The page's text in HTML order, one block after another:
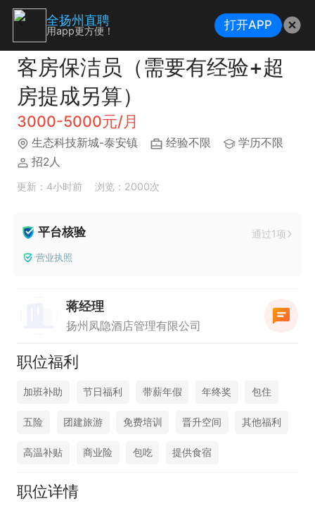
客房保洁员（需要有经验+超
房提成另算）
3000-5000元/月
生态科技新城-泰安镇 经验不限
学历不限
招2人
更新：4小时前 浏览：2000次
平台核验 通过1项
营业执照
蒋经理
扬州凤隐酒店管理有限公司
职位福利
加班补助 节日福利 带薪年假 年终奖 包住
五险 团建旅游 免费培训 晋升空间 其他福利
高温补贴 商业险 包吃 提供食宿
职位详情
全扬州直聘
用app更方便！ 打开APP